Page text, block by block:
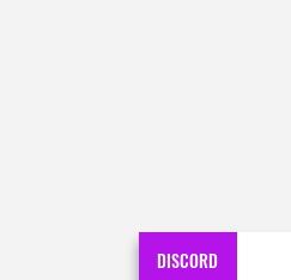
DISCORD